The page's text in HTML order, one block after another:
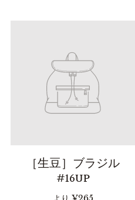
［生豆］ブラジル
#16UP